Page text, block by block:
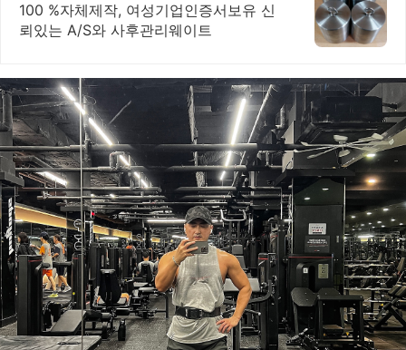
100 %자체제작, 여성기업인증서보유 신
뢰있는 A/S와 사후관리웨이트